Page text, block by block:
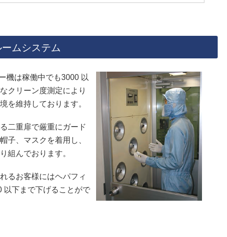
ムシステム
機は稼働中でも3000 以
クリーン度測定により
を維持しております。
二重扉で厳重にガード
子、マスクを着用し、
組んでおります。
るお客様にはヘパフィ
以下まで下げることがで